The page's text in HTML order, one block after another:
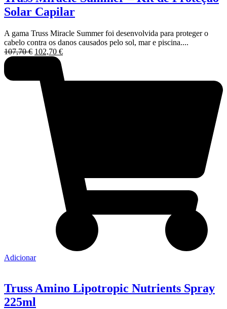
Solar Capilar
A gama Truss Miracle Summer foi desenvolvida para proteger o
cabelo contra os danos causados pelo sol, mar e piscina....
107,70€ O
107,70 €.
102,70 €O
atual
é:
Adicionar
Truss Amino Lipotropic Nutrients Spray
225ml